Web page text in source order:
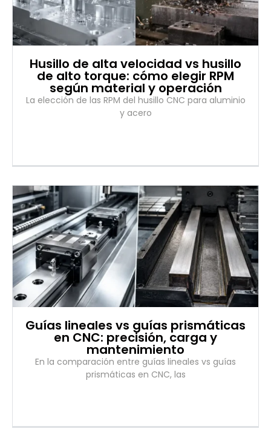
Husillo de alta velocidad vs husillo
de alto torque: cómo elegir RPM
según material y operación
La elección de las RPM del husillo CNC para aluminio
y acero
Guías lineales vs guías prismáticas
en CNC: precisión, carga y
mantenimiento
En la comparación entre guías lineales vs guías
prismáticas en CNC, las